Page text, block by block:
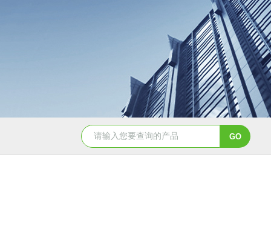
JY-K-48T小型恒温恒湿试验箱半导体行业专用 JY-K-